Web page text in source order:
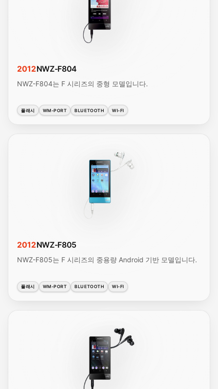
2012NWZ-F804
NWZ-F804는 F 시리즈의 중형 모델입니다.
플래시 WM-PORT BLUETOOTH WI-FI
2012NWZ-F805
NWZ-F805는 F 시리즈의 중용량 Android 기반 모델입니다.
플래시 WM-PORT BLUETOOTH WI-FI